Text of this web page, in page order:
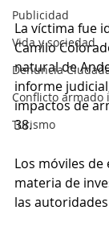
Publicidad
Vida y sociedad
Denuncia
Conflicto armado
Turismo
La víctima fue
Camilo
natural de
informe
impactos de
38.
Los móviles de
materia de
las